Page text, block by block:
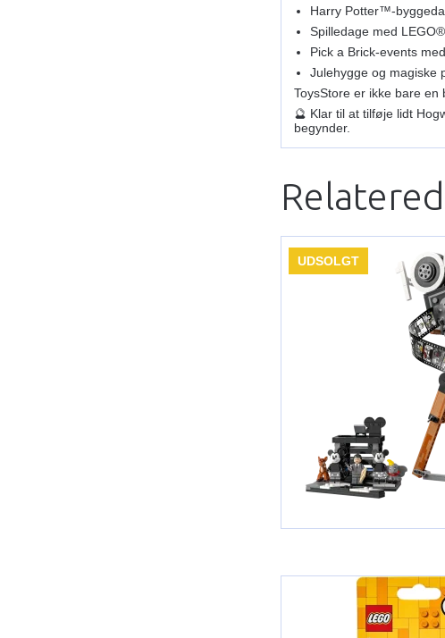
Harry Potter™-
Spilledage med
Pick a Brick-events
Julehygge og magiske
ToysStore er ikke bare
🔮 Klar til at tilføje lidt
begynder.
UDSOLGT